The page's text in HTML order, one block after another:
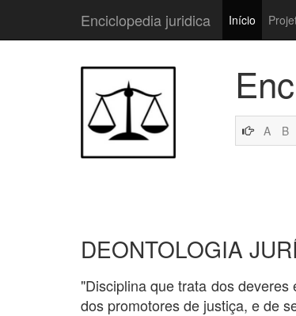
Enciclopedia juridica Início
A B
DEONTOLOGIA
"Disciplina que trata dos
dos promotores de justiça, e de